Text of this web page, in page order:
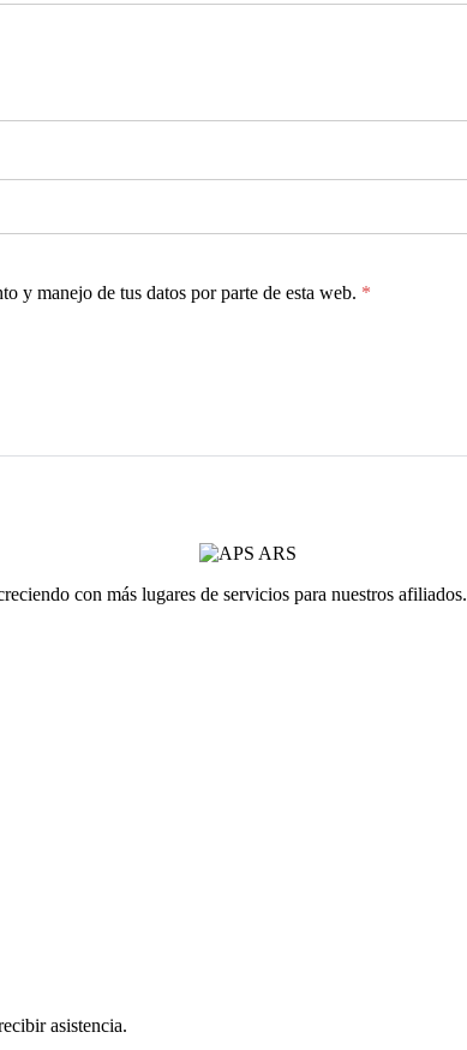
y manejo de tus datos por parte de esta web. *
con más lugares de servicios para nuestros afiliados.
asistencia.